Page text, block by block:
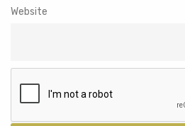
Website